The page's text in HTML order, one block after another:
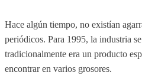
Hace algún tiempo, no existían
periódicos. Para 1995, la industria
tradicionalmente era un producto
encontrar en varios grosores.